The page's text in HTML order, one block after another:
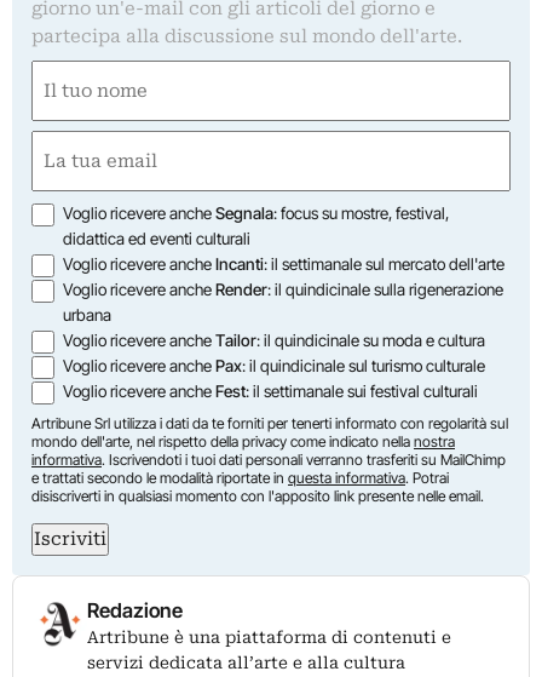
giorno un'e-mail con gli articoli del giorno e
partecipa alla discussione sul mondo dell'arte.
(Obbligatorio)
Nome
(Obbligatorio)
Opzioni
Voglio ricevere ancheSegnala: focus su mostre, festival,
didattica ed eventi culturali
Voglio ricevere ancheIncanti: il settimanale sul mercato dell'arte
Voglio ricevere ancheRender: il quindicinale sulla rigenerazione
urbana
Voglio ricevere ancheTailor: il quindicinale su moda e cultura
Voglio ricevere anchePax: il quindicinale sul turismo culturale
Voglio ricevere ancheFest: il settimanale sui festival culturali
Artribune Srl utilizza i dati da te forniti per tenerti informato con regolarità sul
mondo dell'arte, nel rispetto della privacy come indicato nella nostra
informativa. Iscrivendoti i tuoi dati personali verranno trasferiti su MailChimp
e trattati secondo le modalità riportate in questa informativa. Potrai
disiscriverti in qualsiasi momento con l'apposito link presente nelle email.
Iscriviti
Redazione
Artribune è una piattaforma di contenuti e
servizi dedicata all’arte e alla cultura